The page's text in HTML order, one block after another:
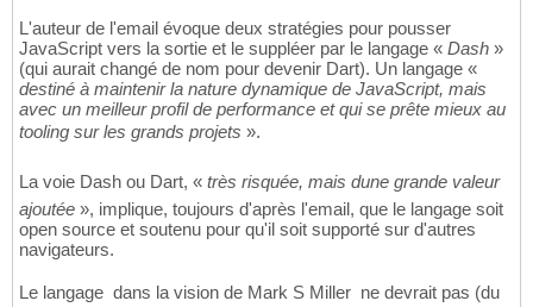
L'auteur de l'email évoque deux stratégies pour pousser
JavaScript vers la sortie et le suppléer par le langage « Dash »
(qui aurait changé de nom pour devenir Dart). Un langage «
destiné à maintenir la nature dynamique de JavaScript, mais
avec un meilleur profil de performance et qui se prête mieux au
tooling sur les grands projets ».
La voie Dash ou Dart, « très risquée, mais dune grande valeur
ajoutée », implique, toujours d'après l'email, que le langage soit
open source et soutenu pour qu'il soit supporté sur d'autres
navigateurs.
Le langage  dans la vision de Mark S Miller  ne devrait pas (du